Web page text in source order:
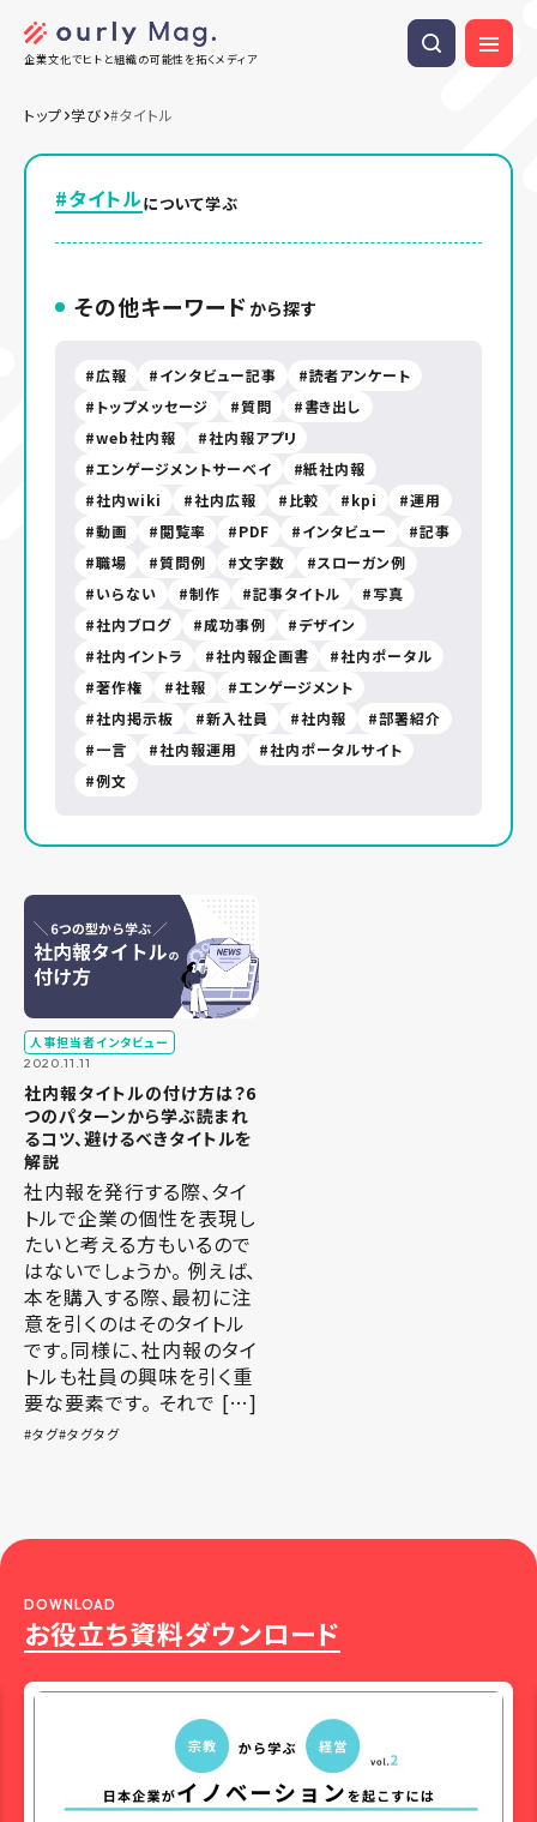
企業文化でヒトと組織の可能性を拓くメディア
トップ 学び #タイトル
#タイトルについて学ぶ
その他キーワード から探す
広報 インタビュー記事
読者アンケート
トップメッセージ
質問
書き出し
web社内報
社内報アプリ
エンゲージメントサーベイ
紙社内報
社内wiki
社内広報 比較 kpi
運用
動画
閲覧率 PDF インタビュー
記事
職場
質問例 文字数
スローガン例
いらない
制作 記事タイトル
写真
社内ブログ
成功事例
デザイン
社内イントラ
社内報企画書
社内ポータル
著作権
社報
エンゲージメント
社内掲示板
新入社員 社内報
部署紹介
一言
社内報運用
社内ポータルサイト
例文
人事担当者インタビュー
2020.11.11
社内報タイトルの付け方は？6
つのパターンから学ぶ読まれ
るコツ、避けるべきタイトルを
解説
社内報を発行する際、タイ
トルで企業の個性を表現し
たいと考える方もいるので
はないでしょうか。 例えば、
本を購入する際、最初に注
意を引くのはそのタイトル
です。同様に、社内報のタイ
トルも社員の興味を引く重
要な要素です。 それで […]
タグ タグタグ
お役立ち資料ダウンロード
DOWNLOAD